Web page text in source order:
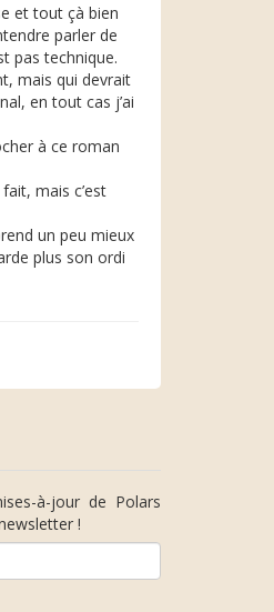
et tout çà bien
parler de
pas technique.
mais qui devrait
en tout cas j’ai
à ce roman
mais c’est
un peu mieux
plus son ordi
à-jour de Polars
!